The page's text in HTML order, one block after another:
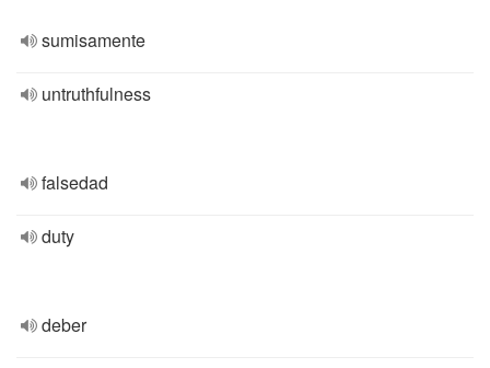
sumisamente
untruthfulness
falsedad
duty
deber